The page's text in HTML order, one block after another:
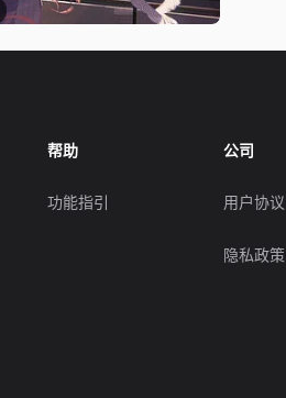
帮助
功能指引
公司
用户协议
隐私政策